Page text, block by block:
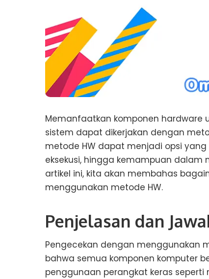
Memanfaatkan komponen hardware
sistem dapat dikerjakan dengan
metode HW dapat menjadi opsi
eksekusi, hingga kemampuan
artikel ini, kita akan membahas
menggunakan metode HW.
Penjelasan dan
Pengecekan dengan menggunakan
bahwa semua komponen komputer
penggunaan perangkat keras